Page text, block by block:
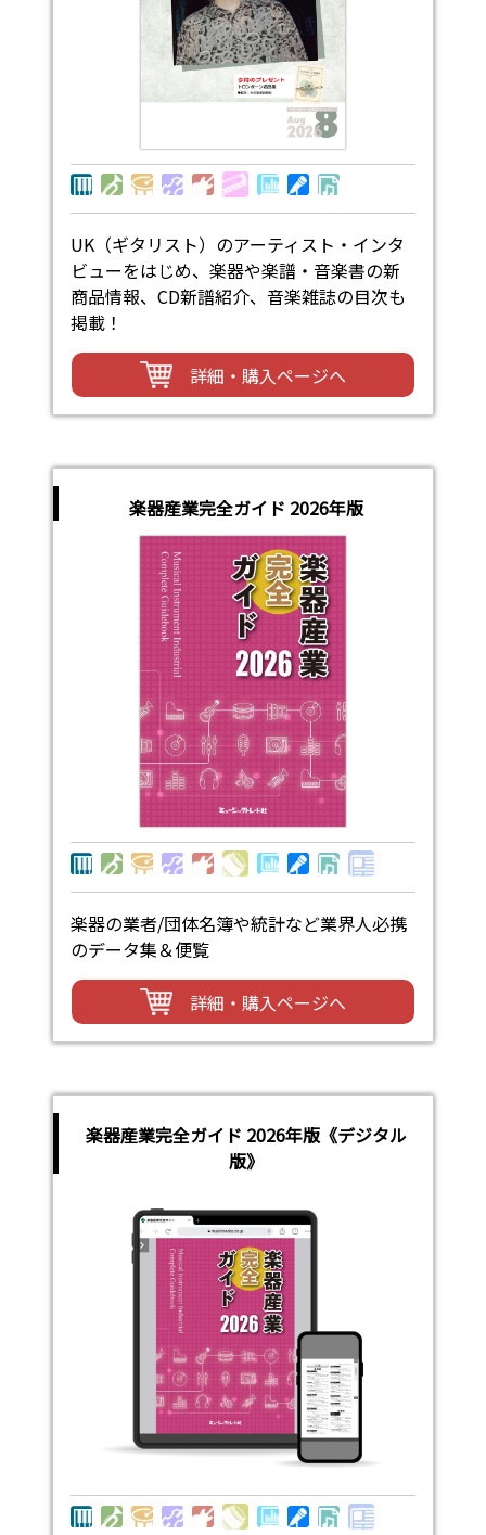
UK（ギタリスト）のアーティスト・インタ
ビューをはじめ、楽器や楽譜・音楽書の新
商品情報、CD新譜紹介、音楽雑誌の目次も
掲載！
詳細・購入ページへ
楽器産業完全ガイド 2026年版
楽器の業者/団体名簿や統計など業界人必携
のデータ集＆便覧
詳細・購入ページへ
楽器産業完全ガイド 2026年版《デジタル
版》